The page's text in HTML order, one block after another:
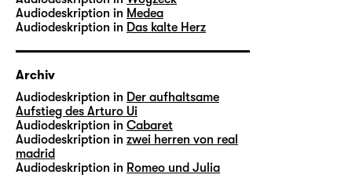
Audiodeskription in Medea
Audiodeskription in Das kalte Herz
Archiv
Audiodeskription in Der aufhaltsame
Aufstieg des Arturo Ui
Audiodeskription in Cabaret
Audiodeskription in zwei herren von real
madrid
Audiodeskription in Romeo und Julia